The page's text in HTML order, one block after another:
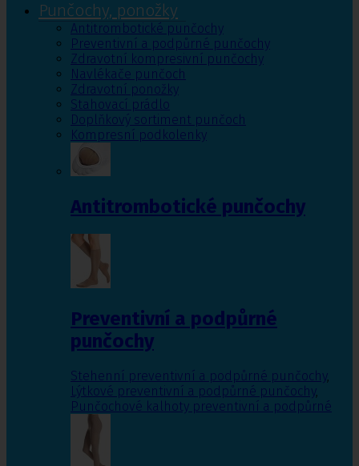
Punčochy, ponožky
Antitrombotické punčochy
Preventivní a podpůrné punčochy
Zdravotní kompresivní punčochy
Navlékače punčoch
Zdravotní ponožky
Stahovací prádlo
Doplňkový sortiment punčoch
Kompresní podkolenky
Antitrombotické punčochy
Preventivní a podpůrné
punčochy
Stehenní preventivní a podpůrné punčochy,
Lýtkové preventivní a podpůrné punčochy,
Punčochové kalhoty preventivní a podpůrné